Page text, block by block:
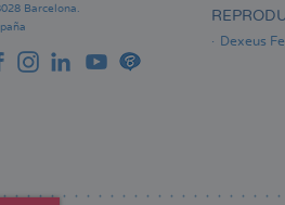
Barcelona.
Dexeus